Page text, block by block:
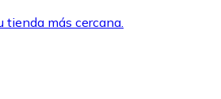
tienda más cercana.